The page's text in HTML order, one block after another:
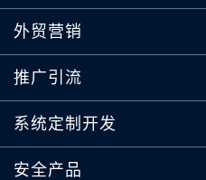
外贸营销
推广引流
系统定制开发
安全产品